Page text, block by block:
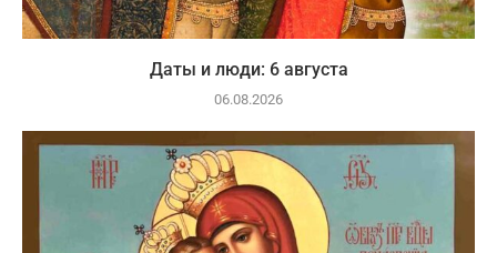
Даты и люди: 6 августа
06.08.2026